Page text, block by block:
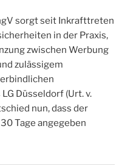
sorgt seit Inkrafttreten
in der Praxis,
zwischen Werbung
zulässigem
Düsseldorf (Urt. v.
nun, dass der
Tage angegeben